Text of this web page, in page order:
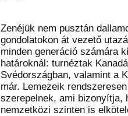
Zenéjük nem pusztán
gondolatokon át vezető
minden generáció számára
határoknál: turnéztak
Svédországban, valamint a
már. Lemezeik
szerepelnek, ami bizonyítja,
nemzetközi szinten is